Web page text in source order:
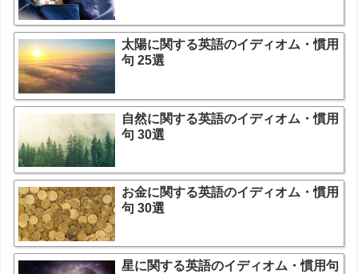
太陽に関する英語のイディオム・慣用
句 25選
自然に関する英語のイディオム・慣用
句 30選
お金に関する英語のイディオム・慣用
句 30選
星に関する英語のイディオム・慣用句